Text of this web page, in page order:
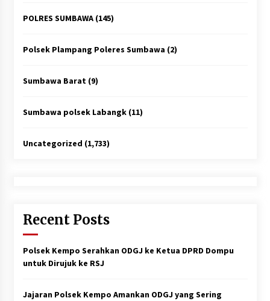
POLRES SUMBAWA(145)
Polsek Plampang Poleres Sumbawa (2)
Sumbawa Barat(9)
Sumbawa polsek Labangk(11)
Uncategorized (1,733)
Recent Posts
Polsek Kempo Serahkan ODGJ ke Ketua DPRD Dompu
untuk Dirujuk ke RSJ
Jajaran Polsek Kempo Amankan ODGJ yang Sering